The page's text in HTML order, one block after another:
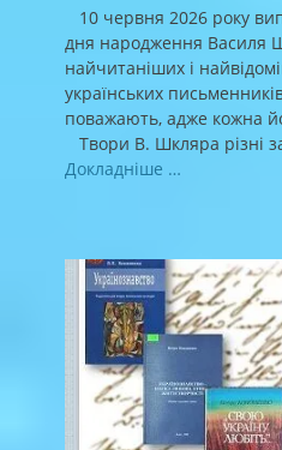
10 червня 2026 року
дня народження Василя
найчитаніших і
українських
поважають, адже кожна
Твори В. Шкляра різні
Докладніше …